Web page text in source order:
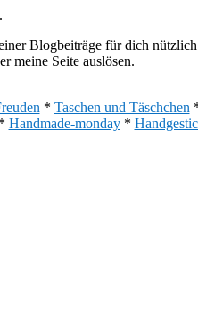
.
Blogbeiträge für dich
meine Seite auslösen.
* Taschen und Täschchen
Handmade-monday*